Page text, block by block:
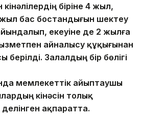
кінәлілердің біріне 4 жыл,
жыл бас бостандығын шектеу
екеуіне де 2 жылға
айналысу құқығынан
берілді. Залалдың бір бөлігі
мемлекеттік айыптаушы
кінәсін толық
ақпаратта.